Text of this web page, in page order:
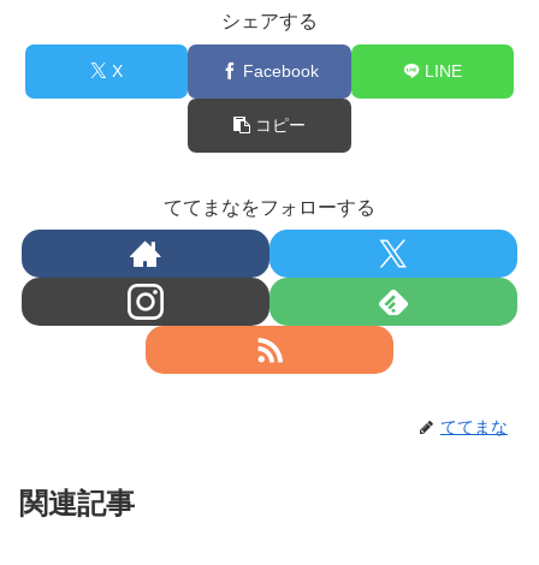
シェアする
X Facebook LINE
コピー
ててまなをフォローする
ててまな
関連記事